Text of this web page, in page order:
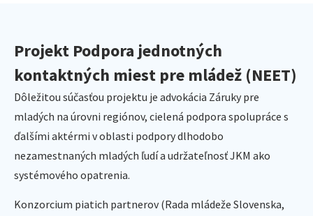
Projekt Podpora jednotných
kontaktných miest pre mládež (NEET)
Dôležitou súčasťou projektu je advokácia Záruky pre
mladých na úrovni regiónov, cielená podpora spolupráce s
ďalšími aktérmi v oblasti podpory dlhodobo
nezamestnaných mladých ľudí a udržateľnosť JKM ako
systémového opatrenia.
Konzorcium piatich partnerov (Rada mládeže Slovenska,